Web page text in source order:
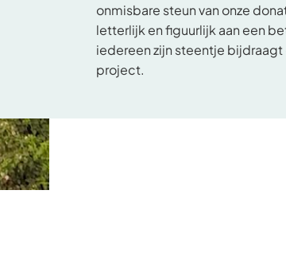
onmisbare steun van onze
letterlijk en figuurlijk aan een
iedereen zijn steentje
project.